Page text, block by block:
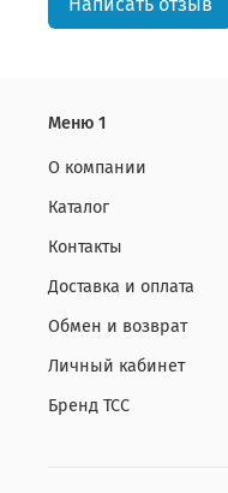
Написать отзыв
Меню 1
О компании
Каталог
Контакты
Доставка и оплата
Обмен и возврат
Личный кабинет
Бренд ТСС